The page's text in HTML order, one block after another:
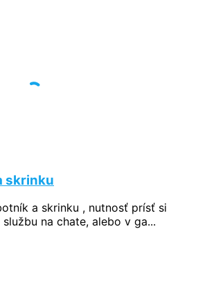
skrinku
a skrinku , nutnosť prísť si
na chate, alebo v ga...